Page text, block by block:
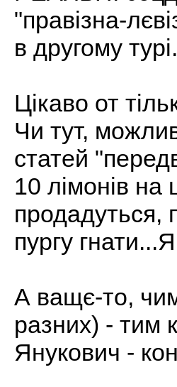
"правізна-
в другому турі.
Цікаво от
Чи тут,
статей
10 лімонів на
продадуться,
пургу
А ващє-то,
разних) - тим
Янукович -